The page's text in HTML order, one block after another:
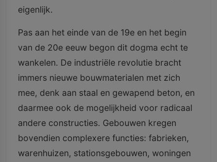
eigenlijk.
Pas aan het einde van de 19e en het begin
van de 20e eeuw begon dit dogma echt te
wankelen. De industriële revolutie bracht
immers nieuwe bouwmaterialen met zich
mee, denk aan staal en gewapend beton, en
daarmee ook de mogelijkheid voor radicaal
andere constructies. Gebouwen kregen
bovendien complexere functies: fabrieken,
warenhuizen, stationsgebouwen, woningen